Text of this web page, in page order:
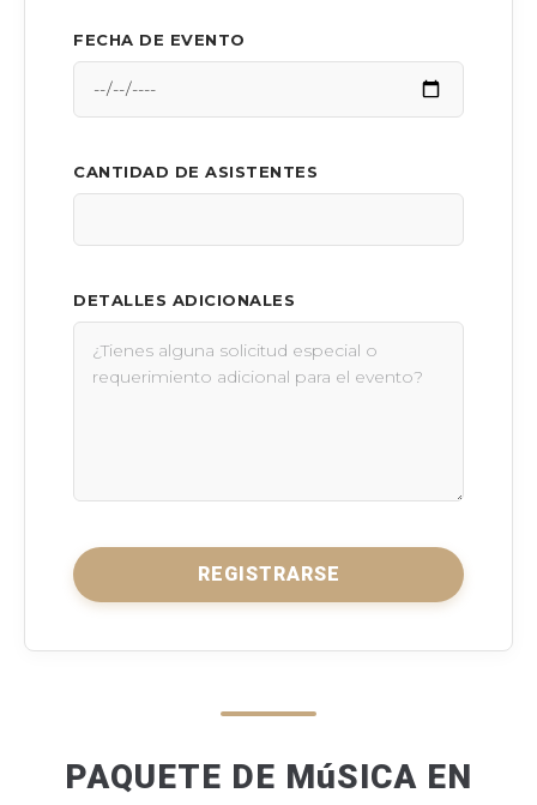
FECHA DE EVENTO
CANTIDAD DE ASISTENTES
DETALLES ADICIONALES
REGISTRARSE
PAQUETE DE MúSICA EN